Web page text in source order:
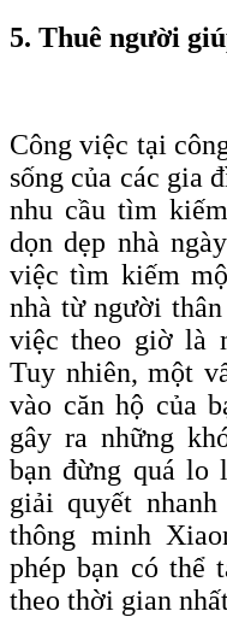
5. Thuê người
Công việc tại
sống của các gia
nhu cầu tìm
dọn dẹp nhà
việc tìm kiếm
nhà từ người
việc theo giờ là
Tuy nhiên, một
vào căn hộ của
gây ra những
bạn đừng quá lo
giải quyết
thông minh
phép bạn có thể
theo thời gian